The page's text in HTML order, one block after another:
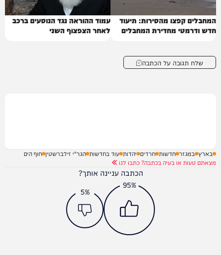
המחבלים קפצו מהסירות: תיעוד
חדש ודרמטי מחדירת המחבלים
עמוד ההוראה נגד הנוסעים ברכב
לאחר הצפצוף השני
שלח תגובה על הכתבה
בארץ במגזר חדשות חרדים יהדות עוד בחדשות הגר"י זילברשטין חוף הים
מצאתם טעות או בעיה בכתבה? כתבו לנו
הכתבה עניינה אותך?
95%
5%